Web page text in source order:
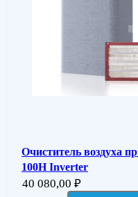
Очиститель воздуха
100H Inverter
40 080,00 ₽